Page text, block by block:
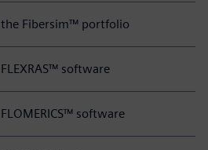
the Fibersim™ portfolio
FLEXRAS™ software
FLOMERICS™ software